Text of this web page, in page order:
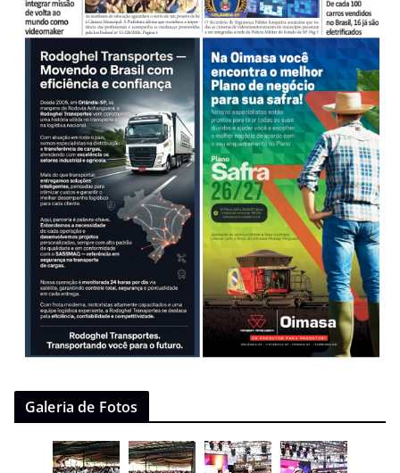
Galeria de Fotos